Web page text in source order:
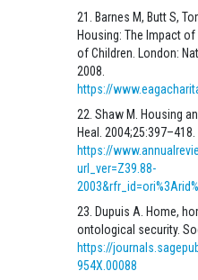
Barnes M, Butt S,
Housing: The Impact
of Children. London:
2008.
https://
Shaw M. Housing
Heal. 2004;25:397–418.
https://
url_ver=Z39.88-
Dupuis A. Home,
ontological security.
https://
954X.00088